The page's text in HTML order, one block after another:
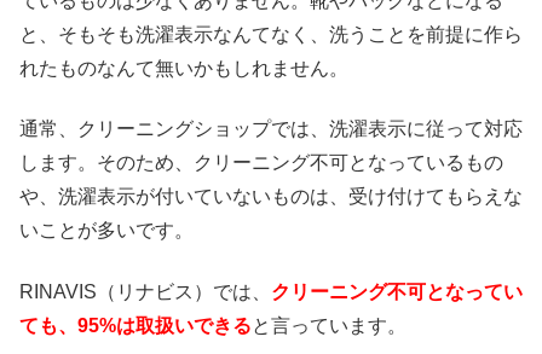
と、そもそも洗濯表示なんてなく、洗うことを前提に作ら
れたものなんて無いかもしれません。
通常、クリーニングショップでは、洗濯表示に従って対応
します。そのため、クリーニング不可となっているもの
や、洗濯表示が付いていないものは、受け付けてもらえな
いことが多いです。
RINAVIS（リナビス）では、 クリーニング不可となってい
ても、95%は取扱いできると言っています。